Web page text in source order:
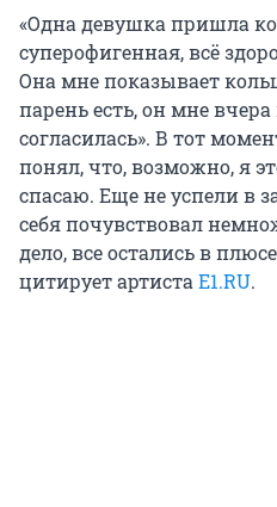
«Одна девушка пришла
суперофигенная, всё
Она мне показывает
парень есть, он мне
согласилась». В тот
понял, что, возможно, я
спасаю. Еще не успели в
себя почувствовал
дело, все остались в
цитирует артиста E1.RU.